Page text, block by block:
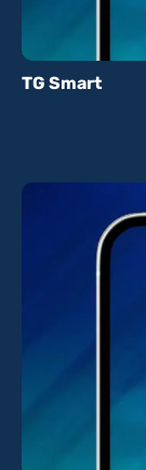
TG Smart